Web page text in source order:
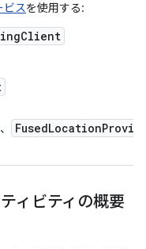
ビスを使用する:
、
ィビティの概要